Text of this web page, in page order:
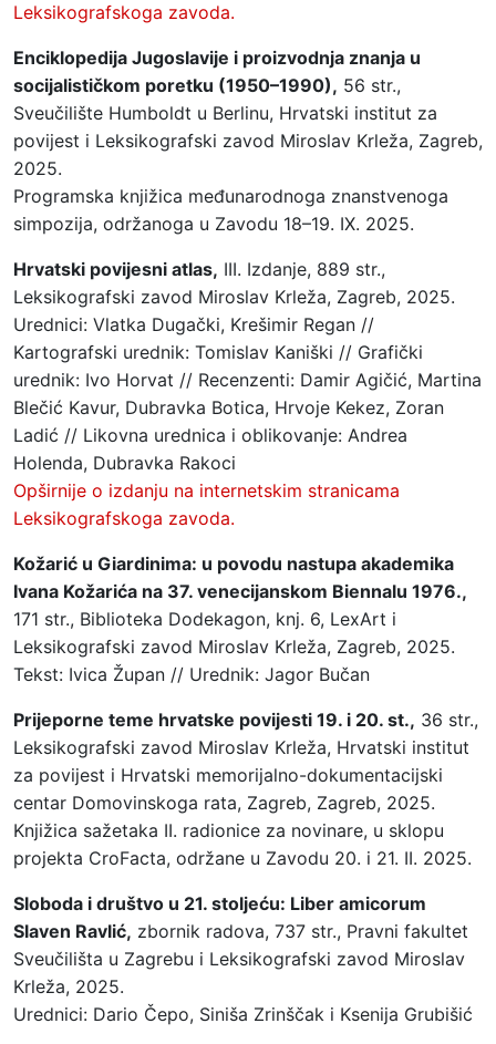
Leksikografskoga zavoda.
Enciklopedija Jugoslavije i proizvodnja znanja u
socijalističkom poretku (1950–1990), 56 str.,
Sveučilište Humboldt u Berlinu, Hrvatski institut za
povijest i Leksikografski zavod Miroslav Krleža, Zagreb,
2025.
Programska knjižica međunarodnoga znanstvenoga
simpozija, održanoga u Zavodu 18–19. IX. 2025.
Hrvatski povijesni atlas, III. Izdanje, 889 str.,
Leksikografski zavod Miroslav Krleža, Zagreb, 2025.
Urednici: Vlatka Dugački, Krešimir Regan //
Kartografski urednik: Tomislav Kaniški // Grafički
urednik: Ivo Horvat // Recenzenti: Damir Agičić, Martina
Blečić Kavur, Dubravka Botica, Hrvoje Kekez, Zoran
Ladić // Likovna urednica i oblikovanje: Andrea
Holenda, Dubravka Rakoci
Opširnije o izdanju na internetskim stranicama
Leksikografskoga zavoda.
Kožarić u Giardinima: u povodu nastupa akademika
Ivana Kožarića na 37. venecijanskom Biennalu 1976.,
171 str., Biblioteka Dodekagon, knj. 6, LexArt i
Leksikografski zavod Miroslav Krleža, Zagreb, 2025.
Tekst: Ivica Župan // Urednik: Jagor Bučan
Prijeporne teme hrvatske povijesti 19. i 20. st., 36 str.,
Leksikografski zavod Miroslav Krleža, Hrvatski institut
za povijest i Hrvatski memorijalno-dokumentacijski
centar Domovinskoga rata, Zagreb, Zagreb, 2025.
Knjižica sažetaka II. radionice za novinare, u sklopu
projekta CroFacta, održane u Zavodu 20. i 21. II. 2025.
Sloboda i društvo u 21. stoljeću: Liber amicorum
Slaven Ravlić, zbornik radova, 737 str., Pravni fakultet
Sveučilišta u Zagrebu i Leksikografski zavod Miroslav
Krleža, 2025.
Urednici: Dario Čepo, Siniša Zrinščak i Ksenija Grubišić